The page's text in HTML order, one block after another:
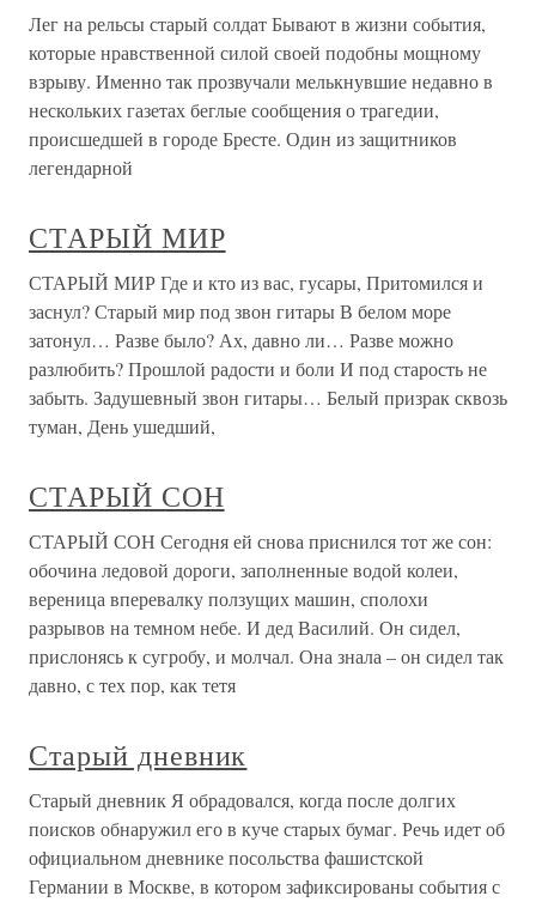
Лег на рельсы старый солдат Бывают в жизни события,
которые нравственной силой своей подобны мощному
взрыву. Именно так прозвучали мелькнувшие недавно в
нескольких газетах беглые сообщения о трагедии,
происшедшей в городе Бресте. Один из защитников
легендарной
СТАРЫЙ МИР
СТАРЫЙ МИР Где и кто из вас, гусары, Притомился и
заснул? Старый мир под звон гитары В белом море
затонул… Разве было? Ах, давно ли… Разве можно
разлюбить? Прошлой радости и боли И под старость не
забыть. Задушевный звон гитары… Белый призрак сквозь
туман, День ушедший,
СТАРЫЙ СОН
СТАРЫЙ СОН Сегодня ей снова приснился тот же сон:
обочина ледовой дороги, заполненные водой колеи,
вереница вперевалку ползущих машин, сполохи
разрывов на темном небе. И дед Василий. Он сидел,
прислонясь к сугробу, и молчал. Она знала – он сидел так
давно, с тех пор, как тетя
Старый дневник
Старый дневник Я обрадовался, когда после долгих
поисков обнаружил его в куче старых бумаг. Речь идет об
официальном дневнике посольства фашистской
Германии в Москве, в котором зафиксированы события с